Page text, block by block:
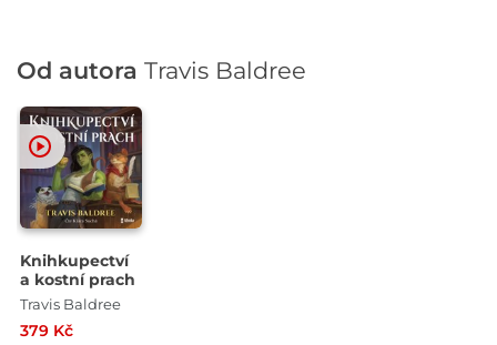
Od autora Travis Baldree
Knihkupectví
a kostní prach
Travis Baldree
379 Kč